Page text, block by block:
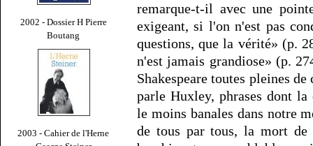
2002 - Dossier H Pierre
Boutang
2003 - Cahier de l'Herne
remarque-t-il avec une
exigeant, si l'on n'est pas
questions, que la vérité» (p.
n'est jamais grandiose» (p.
Shakespeare toutes pleines
parle Huxley, phrases dont
le moins banales dans notre
de tous par tous, la mort